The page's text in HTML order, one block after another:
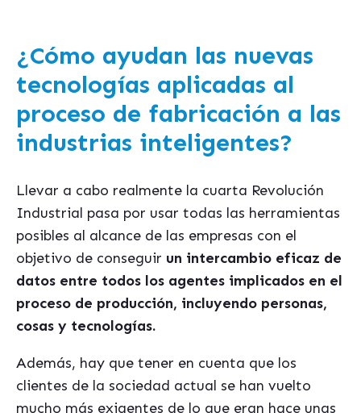
¿Cómo ayudan las nuevas
tecnologías aplicadas al
proceso de fabricación a las
industrias inteligentes?
Llevar a cabo realmente la cuarta Revolución
Industrial pasa por usar todas las herramientas
posibles al alcance de las empresas con el
objetivo de conseguir un intercambio eficaz de
datos entre todos los agentes implicados en el
proceso de producción, incluyendo personas,
cosas y tecnologías.
Además, hay que tener en cuenta que los
clientes de la sociedad actual se han vuelto
mucho más exigentes de lo que eran hace unas